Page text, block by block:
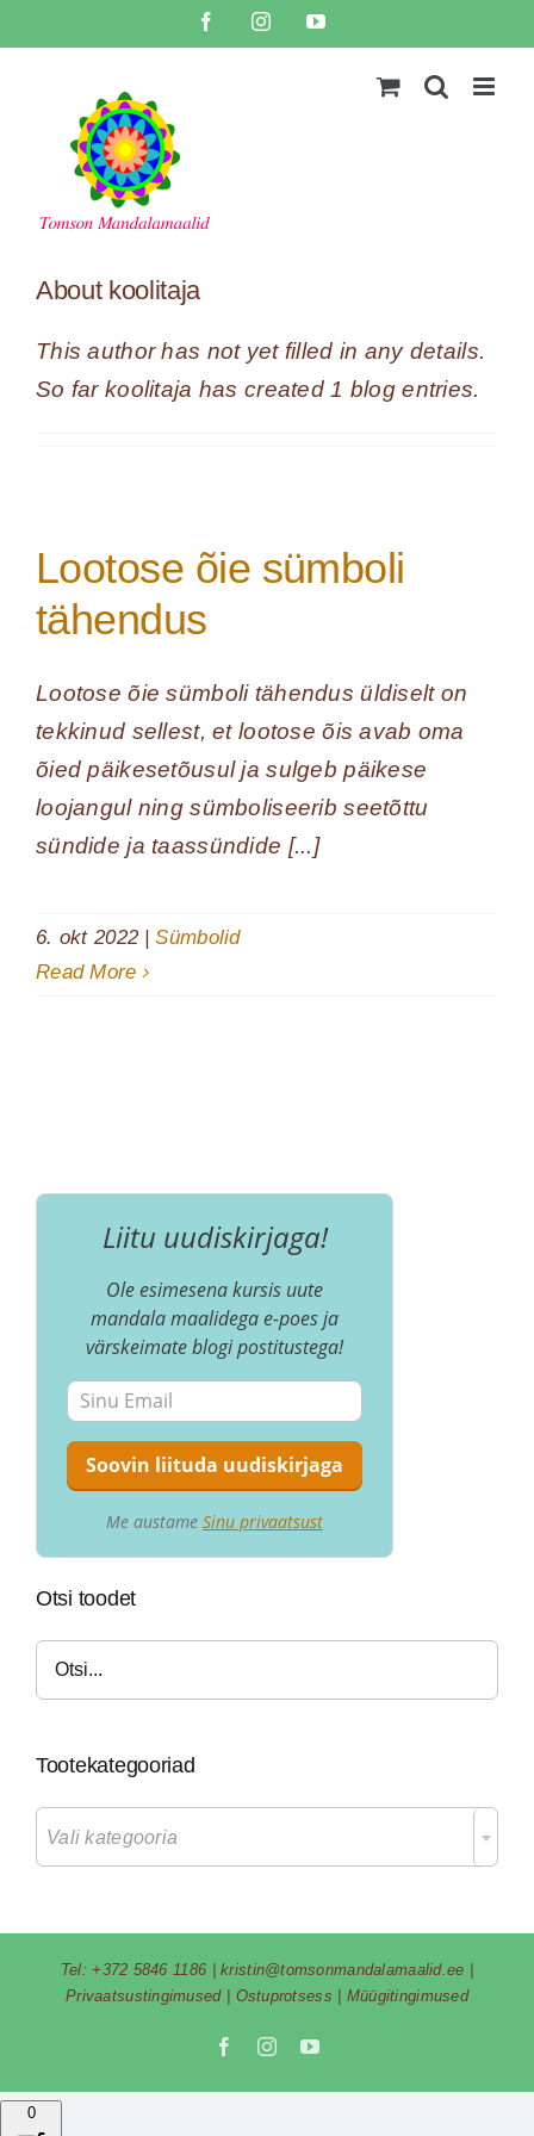
to
FacebookInstagramYouTube
About koolitaja
This author has not yet filled in any details.
So far koolitaja has created 1 blog entries.
Lootose õie sümboli
tähendus
Lootose õie sümboli tähendus üldiselt on
tekkinud sellest, et lootose õis avab oma
õied päikesetõusul ja sulgeb päikese
loojangul ning sümboliseerib seetõttu
sündide ja taassündide [...]
6. okt 2022 | Sümbolid
Read More
Liitu uudiskirjaga!
Ole esimesena kursis uute
mandala maalidega e-poes ja
värskeimate blogi postitustega!
Me austame Sinu privaatsust
Otsi toodet
Tootekategooriad
Vali kategooria
Tel: +372 5846 1186 |kristin@tomsonmandalamaalid.ee
Privaatsustingimused| Ostuprotsess Müügitingimused
FacebookInstagramYouTube
0